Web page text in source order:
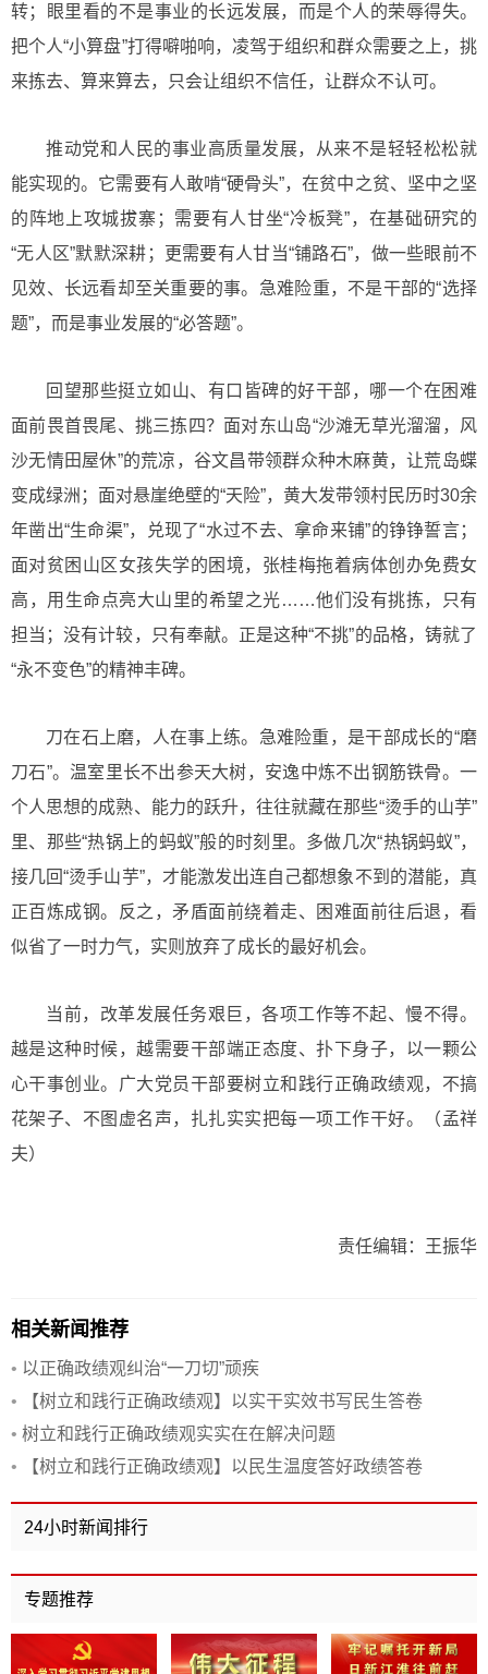
转；眼里看的不是事业的长远发展，而是个人的荣辱得失。
把个人“小算盘”打得噼啪响，凌驾于组织和群众需要之上，挑
来拣去、算来算去，只会让组织不信任，让群众不认可。
推动党和人民的事业高质量发展，从来不是轻轻松松就
能实现的。它需要有人敢啃“硬骨头”，在贫中之贫、坚中之坚
的阵地上攻城拔寨；需要有人甘坐“冷板凳”，在基础研究的
“无人区”默默深耕；更需要有人甘当“铺路石”，做一些眼前不
见效、长远看却至关重要的事。急难险重，不是干部的“选择
题”，而是事业发展的“必答题”。
回望那些挺立如山、有口皆碑的好干部，哪一个在困难
面前畏首畏尾、挑三拣四？面对东山岛“沙滩无草光溜溜，风
沙无情田屋休”的荒凉，谷文昌带领群众种木麻黄，让荒岛蝶
变成绿洲；面对悬崖绝壁的“天险”，黄大发带领村民历时30余
年凿出“生命渠”，兑现了“水过不去、拿命来铺”的铮铮誓言；
面对贫困山区女孩失学的困境，张桂梅拖着病体创办免费女
高，用生命点亮大山里的希望之光……他们没有挑拣，只有
担当；没有计较，只有奉献。正是这种“不挑”的品格，铸就了
“永不变色”的精神丰碑。
刀在石上磨，人在事上练。急难险重，是干部成长的“磨
刀石”。温室里长不出参天大树，安逸中炼不出钢筋铁骨。一
个人思想的成熟、能力的跃升，往往就藏在那些“烫手的山芋”
里、那些“热锅上的蚂蚁”般的时刻里。多做几次“热锅蚂蚁”，
接几回“烫手山芋”，才能激发出连自己都想象不到的潜能，真
正百炼成钢。反之，矛盾面前绕着走、困难面前往后退，看
似省了一时力气，实则放弃了成长的最好机会。
当前，改革发展任务艰巨，各项工作等不起、慢不得。
越是这种时候，越需要干部端正态度、扑下身子，以一颗公
心干事创业。广大党员干部要树立和践行正确政绩观，不搞
花架子、不图虚名声，扎扎实实把每一项工作干好。（孟祥
夫）
责任编辑：王振华
相关新闻推荐
• 以正确政绩观纠治“一刀切”顽疾
•
【树立和践行正确政绩观】以实干实效书写民生答卷
• 树立和践行正确政绩观实实在在解决问题
•
【树立和践行正确政绩观】以民生温度答好政绩答卷
24小时新闻排行
专题推荐